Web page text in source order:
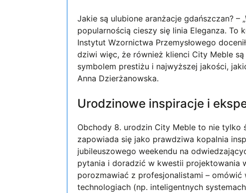
Jakie są ulubione aranżacje gdańszczan? –
popularnością cieszy się linia Eleganza. To
Instytut Wzornictwa Przemysłowego
dziwi więc, że również klienci City Meble
symbolem prestiżu i najwyższej jakości,
Anna Dzierżanowska.
Urodzinowe inspiracje i
Obchody 8. urodzin City Meble to nie tylko
zapowiada się jako prawdziwa kopalnia
jubileuszowego weekendu na
pytania i doradzić w kwestii projektowania
porozmawiać z profesjonalistami – omówić
technologiach (np. inteligentnych